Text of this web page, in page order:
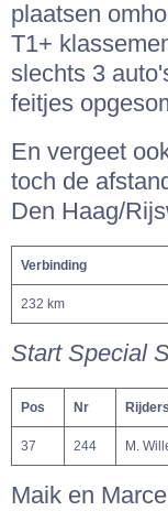
plaatsen
T1+
slechts 3
feitjes
En vergeet
toch de
Den Haag/
Verbinding
232 km
Start Special
Pos Nr Rijders
37 244 M.
Maik en